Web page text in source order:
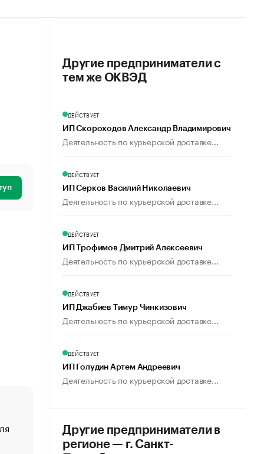
«От спорта тело стареет иначе». Как живет глава
создавшей GTA
Другие предприниматели с
тем же ОКВЭД
ДЕЙСТВУЕТ
ИП Скороходов Александр Владимирович
Деятельность по курьерской доставке...
ДЕЙСТВУЕТ
ИП Серков Василий Николаевич
Деятельность по курьерской доставке...
ДЕЙСТВУЕТ
ИП Трофимов Дмитрий Алексеевич
Деятельность по курьерской доставке...
ДЕЙСТВУЕТ
ИП Джабиев Тимур Чинкизович
Деятельность по курьерской доставке...
ДЕЙСТВУЕТ
ИП Голудин Артем Андреевич
Деятельность по курьерской доставке...
Другие предприниматели в
регионе — г. Санкт-